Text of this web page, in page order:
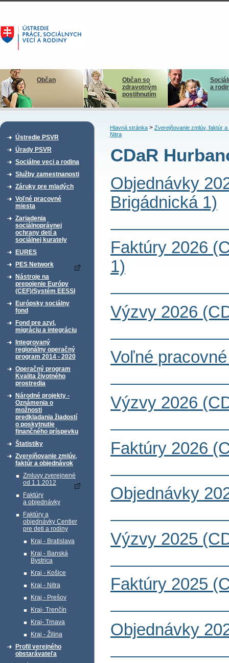
Občan
Občan so
zdravotným
postihnutím
a
Ústredie PSVR
Úrady PSVR
Sociálne veci a rodina
Služby zamestnanosti
Záruky pre mladých
Voľné pracovné
miesta
Zariadenia
sociálnoprávnej
ochrany detí a
sociálnej kurately
EURES
PES Network
Nástroje na
prepojenie Európy
(CEF)/Systém EESSI
Európsky sociálny
fond
Fond pre azyl,
migráciu a integráciu
Integrovaný
regionálny operačný
program 2014 - 2020
Operačný program
Kvalita životného
prostredia
Národné projekty -
Oznámenia o
možnosti
predkladania žiadostí
o poskytnutie
finančného príspevku
Štatistiky
Zverejňovanie zmlúv,
faktúr a objednávok
Zmluvy zverejnené
od 1.1.2012
Faktúry
a objednávky
Faktúry a
objednávky Centier
pre deti a rodiny
Kraj - Bratislava
Kraj - Banská
Bystrica
Kraj - Košice
Kraj - Nitra
Kraj - Prešov
Kraj- Trenčín
Kraj- Trnava
Kraj - Žilina
Profil verejného
obstarávateľa
Hlavná stránka> Zverejňovanie zmlúv, faktúr a
Nitra
CDaR
Objednávky
Brigádnická 1)
Faktúry 2026
1)
Výzvy 2026
Voľné
Výzvy 2026
Faktúry 2026
Objednávky
Výzvy 2025
Faktúry 2025
Objednávky